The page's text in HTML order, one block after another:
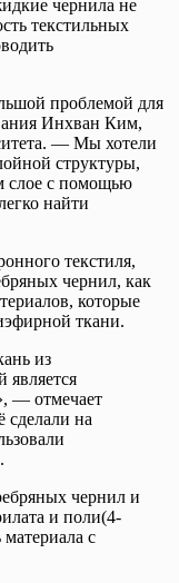
чернила не
текстильных
проблемой для
Инхван Ким,
— Мы хотели
структуры,
слое с помощью
найти
текстиля,
чернил, как
которые
ткани.
из
является
— отмечает
на
чернил и
и поли(4-
с